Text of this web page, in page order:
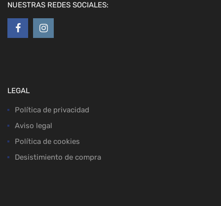
NUESTRAS REDES SOCIALES:
LEGAL
Política de privacidad
Aviso legal
Política de cookies
Desistimiento de compra